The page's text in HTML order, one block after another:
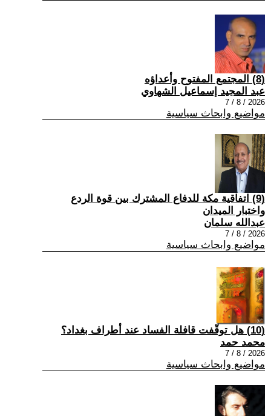
(8) المجتمع المفتوح وأعداؤه
عبد المجيد إسماعيل الشهاوي
2026 / 8 / 7
مواضيع وابحاث سياسية
(9) اتفاقية مكة للدفاع المشترك بين قوة الردع
واختبار الميدان
عبدالله سلمان
2026 / 8 / 7
مواضيع وابحاث سياسية
(10) هل توقّفت قافلة الفساد عند أطراف بغداد؟
محمد حمد
2026 / 8 / 7
مواضيع وابحاث سياسية